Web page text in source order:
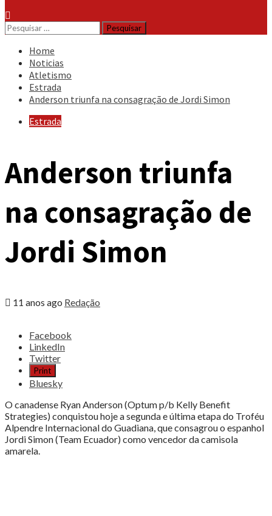
Pesquisar
por:
Home
Noticias
Atletismo
Estrada
Anderson triunfa na consagração de Jordi Simon
Estrada
Anderson triunfa
na consagração de
Jordi Simon
11 anos ago Redação
Share
post
"Anderson
triunfa
consagração
de
Jordi
Simon"
Facebook
LinkedIn
Twitter
Print
Bluesky
O canadense Ryan Anderson (Optum p/b Kelly Benefit
Strategies) conquistou hoje a segunda e última etapa do Troféu
Alpendre Internacional do Guadiana, que consagrou o espanhol
Jordi Simon (Team Ecuador) como vencedor da camisola
amarela.